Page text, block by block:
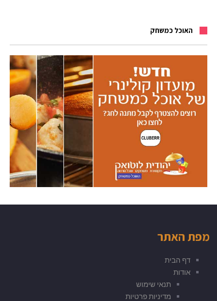
האוכל כמשחק
מפת האתר
דף הבית
אודות
תנאי שימוש
מדיניות פרטיות